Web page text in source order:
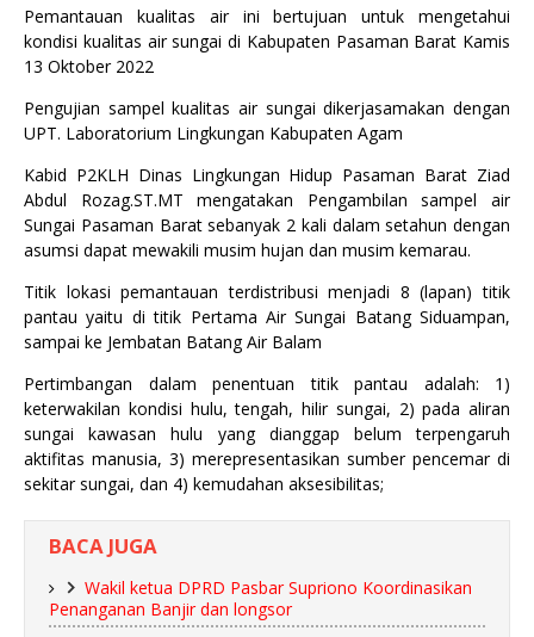
Pemantauan kualitas air ini bertujuan untuk mengetahui
kondisi kualitas air sungai di Kabupaten Pasaman Barat Kamis
13 Oktober 2022
Pengujian sampel kualitas air sungai dikerjasamakan dengan
UPT. Laboratorium Lingkungan Kabupaten Agam
Kabid P2KLH Dinas Lingkungan Hidup Pasaman Barat Ziad
Abdul Rozag.ST.MT mengatakan Pengambilan sampel air
Sungai Pasaman Barat sebanyak 2 kali dalam setahun dengan
asumsi dapat mewakili musim hujan dan musim kemarau.
Titik lokasi pemantauan terdistribusi menjadi 8 (lapan) titik
pantau yaitu di titik Pertama Air Sungai Batang Siduampan,
sampai ke Jembatan Batang Air Balam
Pertimbangan dalam penentuan titik pantau adalah: 1)
keterwakilan kondisi hulu, tengah, hilir sungai, 2) pada aliran
sungai kawasan hulu yang dianggap belum terpengaruh
aktifitas manusia, 3) merepresentasikan sumber pencemar di
sekitar sungai, dan 4) kemudahan aksesibilitas;
BACA JUGA
Wakil ketua DPRD Pasbar Supriono Koordinasikan
Penanganan Banjir dan longsor